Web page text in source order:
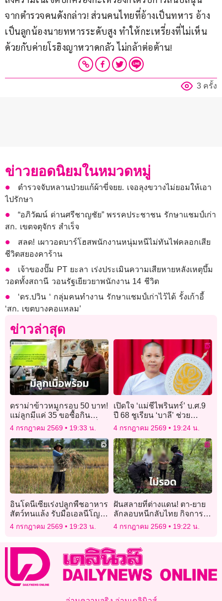
จากตำรวจคนดังกล่าว! ส่วนคนไทยที่อ้างเป็นทหาร อ้าง
เป็นลูกน้องนายทหารระดับสูง ทำให้กะเหรี่ยงที่ไม่เห็น
ด้วยกับค่ายโรฮิงญาหวาดกลัว ไม่กล้าต่อต้าน!
3 ครั้ง
ข่าวยอดนิยมในหมวดหมู่
ตำรวจจับหลานป่วยแก้ผ้าขี่จยย. เจอลุงขวางไม่ยอมให้เอา
ไปรักษา
“อภิวัฒน์ ด่านศรีชาญชัย” พรรคประชาชน รักษาแชมป์เก่า
สก. เขตจตุจักร สำเร็จ
สลด! เผาวอดบาร์โฮสพนักงานหนุ่มหนีไม่ทันไฟคลอกเสีย
ชีวิตสยองคาร้าน
เจ้าของปั๊ม PT ยะลา เร่งประเมินความเสียหายหลังเหตุบึ้ม
วอดทั้งสถานี วอนรัฐเยียวยาพนักงาน 14 ชีวิต
‘ดร.ปวิน ‘ กลุ่มคนทำงาน รักษาแชมป์เก่าไว้ได้ รั้งเก้าอี้
‘สก. เขตบางคอแหลม’
ข่าวล่าสุด
ดราม่าข้าวหมูกรอบ 50 บาท!
แม่ลูกมีแค่ 35 ขอซื้อกิน
พ่อค้าลั่น ‘ลดไม่ได้’ สวนเจ็บ
ไม่พร้อมมีลูกทำไม?
4 กรกฎาคม 2569 19:33 น.
เปิดใจ ‘แม่ชีไพรินทร์’ บ.ศ.9
ปี 68 ชูเรียน ‘บาลี’ ช่วย
พัฒนาการทางความคิด เลิก
มองชีวิตแง่ลบ
4 กรกฎาคม 2569 19:24 น.
อินโดนีเซียเร่งปลูกพืชอาหาร
สัตว์ทนแล้ง รับมือเอลนีโญ
กระทบปศุสัตว์
4 กรกฎาคม 2569 19:23 น.
ฝันสลายที่ต่างแดน! ตา-ยาย
ลักลอบหนีกลับไทย กิจการ
เจ๊งเซ่นพิษล้างแก๊งคอลฯใน
เขมร ไม่รอดถูกจับ
4 กรกฎาคม 2569 19:22 น.